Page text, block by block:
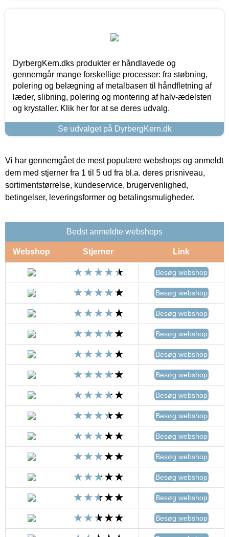
DyrbergKern.dks produkter er håndlavede og
gennemgår mange forskellige processer: fra støbning,
polering og belægning af metalbasen til håndfletning af
læder, slibning, polering og montering af halv-ædelsten
og krystaller. Klik her for at se deres udvalg.
Se udvalget på DyrbergKern.dk
Vi har gennemgået de mest populære webshops og anmeldt
dem med stjerner fra 1 til 5 ud fra bl.a. deres prisniveau,
sortimentstørrelse, kundeservice, brugervenlighed,
betingelser, leveringsformer og betalingsmuligheder.
Bedst anmeldte webshops
Webshop Stjerner Link
Besøg webshop
Besøg webshop
Besøg webshop
Besøg webshop
Besøg webshop
Besøg webshop
Besøg webshop
Besøg webshop
Besøg webshop
Besøg webshop
Besøg webshop
Besøg webshop
Besøg webshop